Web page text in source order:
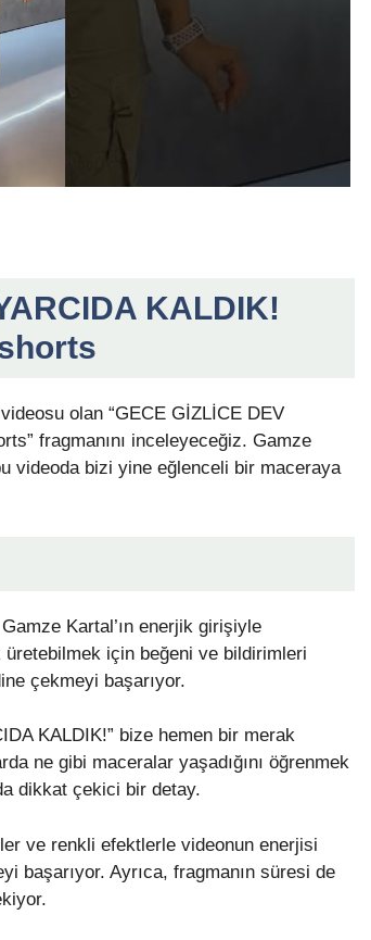
KALDIK!
olan “GECE GİZLİCE DEV
fragmanını inceleyeceğiz. Gamze
videoda bizi yine eğlenceli bir maceraya
Kartal’ın enerjik girişiyle
için beğeni ve bildirimleri
çekmeyi başarıyor.
KALDIK!” bize hemen bir merak
ne gibi maceralar yaşadığını öğrenmek
dikkat çekici bir detay.
ve renkli efektlerle videonun enerjisi
başarıyor. Ayrıca, fragmanın süresi de